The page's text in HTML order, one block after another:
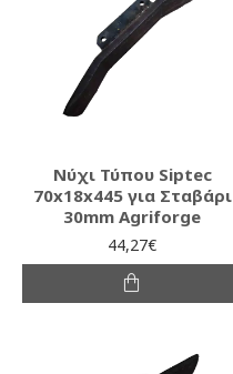
Νύχι Τύπου Siptec
70x18x445 για Σταβάρι
30mm Agriforge
44,27€